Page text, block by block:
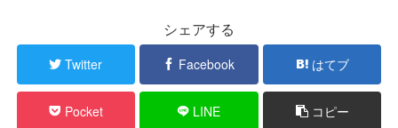
シェアする
Twitter Facebook はてブ
Pocket LINE コピー